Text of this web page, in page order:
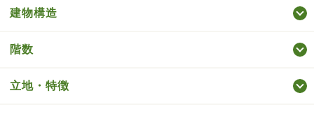
建物構造
階数
立地・特徴